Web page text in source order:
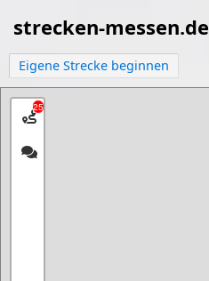
strecken-messen.de
Eigene Strecke beginnen
25